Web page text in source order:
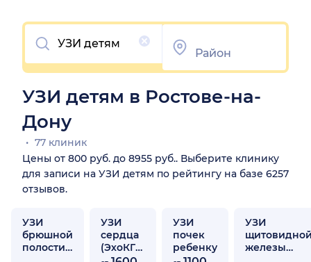
Очистить
УЗИ детям в Ростове-на-
Дону
77 клиник
Цены от 800 руб. до 8955 руб.. Выберите клинику
для записи на УЗИ детям по рейтингу на базе 6257
отзывов.
УЗИ
брюшной
полости
УЗИ
сердца
(ЭхоКГ)
УЗИ
почек
ребенку
УЗИ
железы